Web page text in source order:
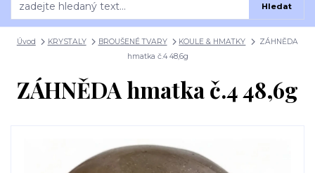
Hledat
Úvod KRYSTALY BROUŠENÉ TVARY KOULE & HMATKY
ZÁHNĚDA
hmatka č.4 48,6g
ZÁHNĚDA hmatka č.4 48,6g